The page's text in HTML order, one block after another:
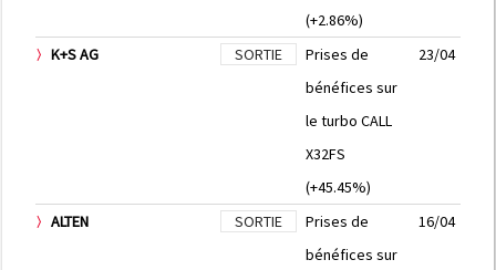
(+2.86%)
K+S AG SORTIE
Prises de
bénéfices sur
le turbo CALL
X32FS
(+45.45%)
23/04
ALTEN SORTIE
Prises de
bénéfices sur
16/04